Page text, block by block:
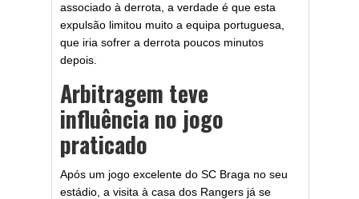
associado à derrota, a verdade é que esta
expulsão limitou muito a equipa portuguesa,
que iria sofrer a derrota poucos minutos
depois.
Arbitragem teve
influência no jogo
praticado
Após um jogo excelente do SC Braga no seu
estádio, a visita à casa dos Rangers já se